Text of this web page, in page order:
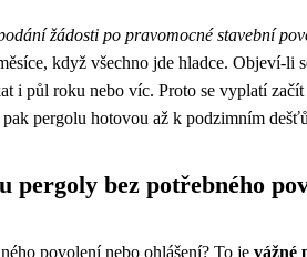
žádosti po pravomocné stavební
když všechno jde hladce. Objeví-li
i půl roku nebo víc. Proto se vyplatí začít
pergolu hotovou až k podzimním
pergoly bez potřebného
povolení nebo ohlášení? To je vážné